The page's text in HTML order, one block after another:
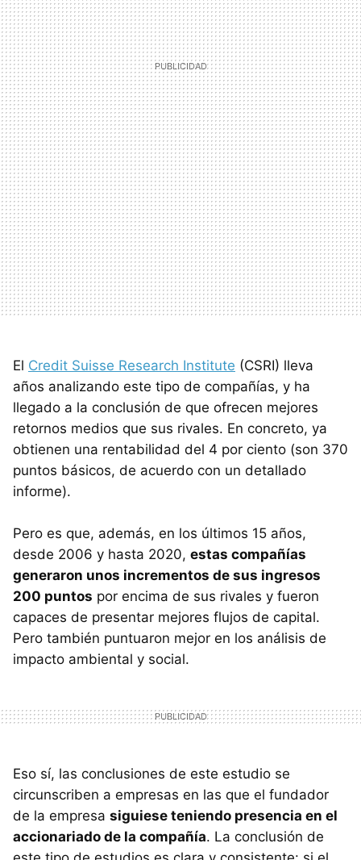
El Credit Suisse Research Institute (CSRI) lleva
años analizando este tipo de compañías, y ha
llegado a la conclusión de que ofrecen mejores
retornos medios que sus rivales. En concreto, ya
obtienen una rentabilidad del 4 por ciento (son 370
puntos básicos, de acuerdo con un detallado
informe).
Pero es que, además, en los últimos 15 años,
desde 2006 y hasta 2020, estas compañías
generaron unos incrementos de sus ingresos
200 puntos por encima de sus rivales y fueron
capaces de presentar mejores flujos de capital.
Pero también puntuaron mejor en los análisis de
impacto ambiental y social.
Eso sí, las conclusiones de este estudio se
circunscriben a empresas en las que el fundador
de la empresa siguiese teniendo presencia en el
accionariado de la compañía. La conclusión de